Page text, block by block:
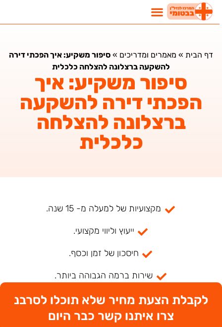
דף הבית»מאמרים ומדריכים»סיפור משקיע: איך הפכתי דירה
להשקעה ברצלונה להצלחה כלכלית
סיפור משקיע: איך
הפכתי דירה להשקעה
ברצלונה להצלחה
כלכלית
מקצועיות של למעלה מ- 15 שנה.
ייעוץ וליווי מקצועי.
חיסכון של זמן וכסף.
שירות ברמה הגבוהה ביותר.
לקבלת הצעת מחיר שלא תוכלו לסרבנ
צרו איתנו קשר כבר היום